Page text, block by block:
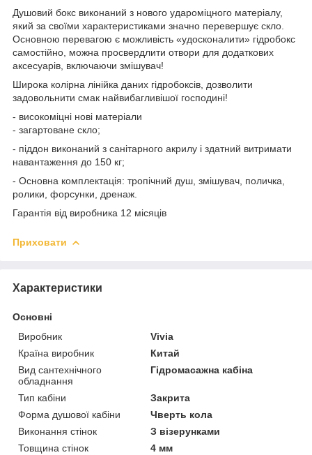
Душовий бокс виконаний з нового удароміцного матеріалу,
який за своїми характеристиками значно перевершує скло.
Основною перевагою є можливість «удосконалити» гідробокс
самостійно, можна просвердлити отвори для додаткових
аксесуарів, включаючи змішувач!
Широка колірна лінійка даних гідробоксів, дозволити
задовольнити смак найвибагливішої господині!
- високоміцні нові матеріали
- загартоване скло;
- піддон виконаний з санітарного акрилу і здатний витримати
навантаження до 150 кг;
- Основна комплектація: тропічний душ, змішувач, поличка,
ролики, форсунки, дренаж.
Гарантія від виробника 12 місяців
Приховати
Характеристики
Основні
Виробник
Vivia
Країна виробник
Китай
Вид сантехнічного
обладнання
Гідромасажна кабіна
Тип кабіни
Закрита
Форма душової кабіни
Чверть кола
Виконання стінок
З візерунками
Товщина стінок
4 мм